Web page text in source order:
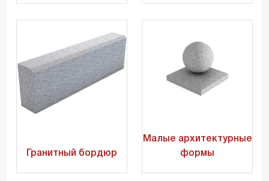
Гранитный бордюр
Малые архитектурные
формы